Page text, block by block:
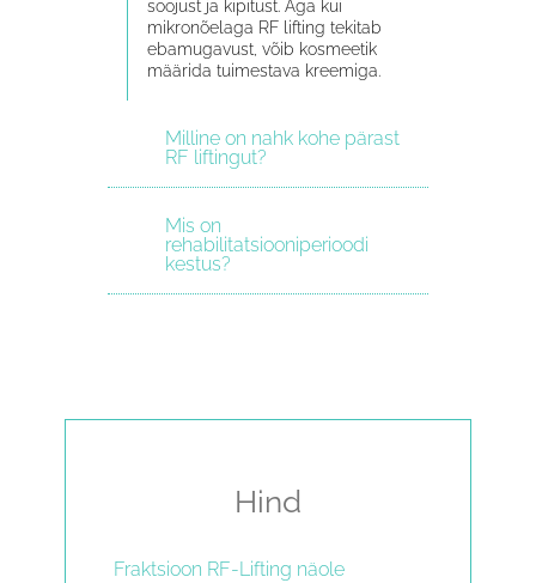
soojust ja kipitust. Aga kui
mikronõelaga RF lifting tekitab
ebamugavust, võib kosmeetik
määrida tuimestava kreemiga.
Milline on nahk kohe pärast
RF liftingut?
Mis on
rehabilitatsiooniperioodi
kestus?
Hind
Fraktsioon RF-Lifting näole